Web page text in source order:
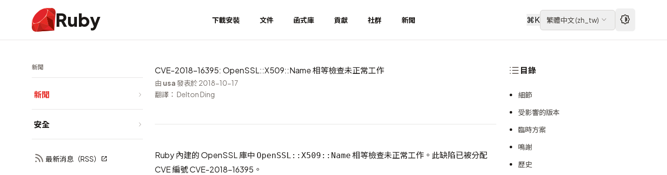
Ruby 下載安裝 文件 函式庫 貢獻 社群 新聞 ⌘K 繁體中文(zh_tw)
新聞
新聞
安全
最新消息（RSS）
CVE-2018-16395: OpenSSL::X509::Name 相等檢查未正常工作
由 usa發表於 2018-10-17
翻譯： Delton Ding
Ruby 內建的 OpenSSL 庫中 OpenSSL::X509::Name 相等檢查未正常工作。此缺陷已被分配
CVE 編號CVE-2018-16395 。
目錄
細節
受影響的版本
臨時方案
鳴謝
歷史